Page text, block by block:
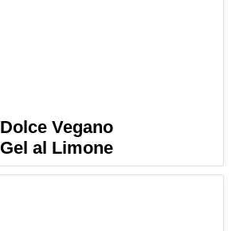
Dolce Vegano
Gel al Limone